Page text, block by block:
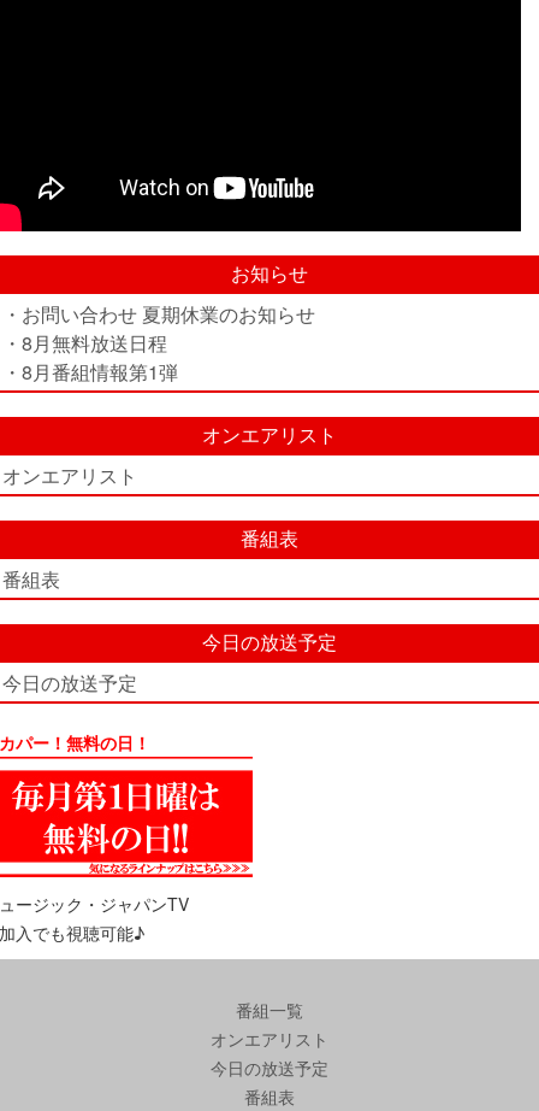
お知らせ
・お問い合わせ 夏期休業のお知らせ
・8月無料放送日程
・8月番組情報第1弾
オンエアリスト
オンエアリスト
番組表
番組表
今日の放送予定
今日の放送予定
パー！無料の日！
ージック・ジャパンTV
入でも視聴可能♪
番組一覧
オンエアリスト
今日の放送予定
番組表